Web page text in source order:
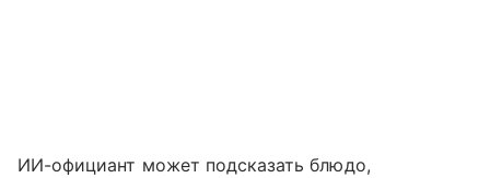
ИИ-официант может подсказать блюдо,